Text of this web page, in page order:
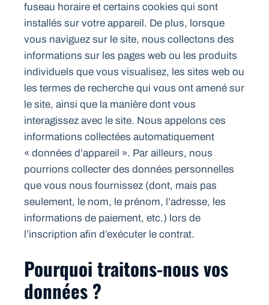
fuseau horaire et certains cookies qui sont
installés sur votre appareil. De plus, lorsque
vous naviguez sur le site, nous collectons des
informations sur les pages web ou les produits
individuels que vous visualisez, les sites web ou
les termes de recherche qui vous ont amené sur
le site, ainsi que la manière dont vous
interagissez avec le site. Nous appelons ces
informations collectées automatiquement
« données d’appareil ». Par ailleurs, nous
pourrions collecter des données personnelles
que vous nous fournissez (dont, mais pas
seulement, le nom, le prénom, l’adresse, les
informations de paiement, etc.) lors de
l’inscription afin d’exécuter le contrat.
Pourquoi traitons-nous vos
données ?